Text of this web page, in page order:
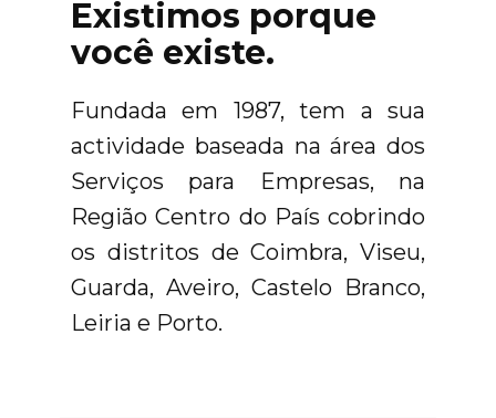
Existimos porque
você existe.
Fundada em 1987, tem a sua
actividade baseada na área dos
Serviços para Empresas, na
Região Centro do País cobrindo
os distritos de Coimbra, Viseu,
Guarda, Aveiro, Castelo Branco,
Leiria e Porto.